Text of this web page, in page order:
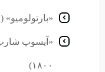
«بارتولومیو» (Bartholomew)
۱۸۰۰)